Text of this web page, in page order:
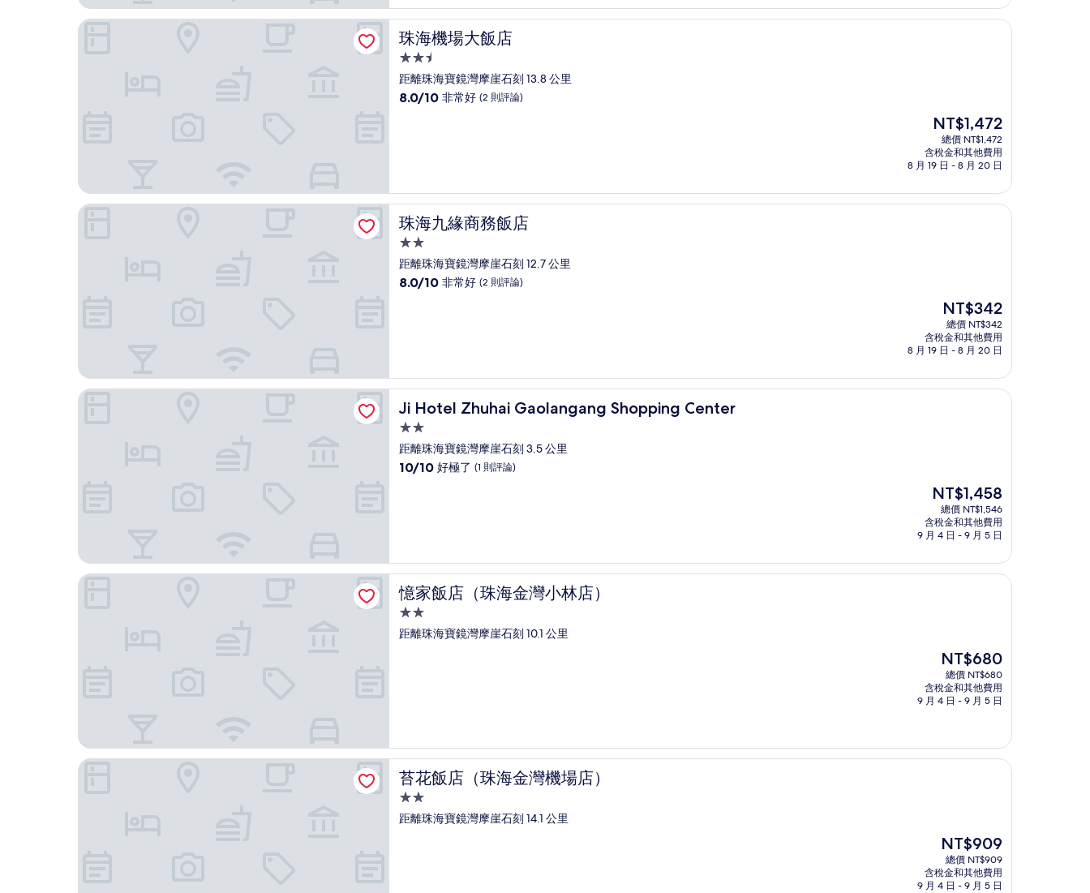
極
了，
(2
則
評
論)
NT$1,712
珠海機場大飯店
珠海機場大飯店
2.5
星
級
距離珠海寶鏡灣摩崖石刻 13.8 公里
8.0
常
好，
(2
則
評
論)
8.0/10 非常好 (2 則評論)
現
在
價
格
NT$1,472
NT$1,472
總價 NT$1,472
含稅金和其他費用
8 月 19 日 - 8 月 20 日
珠海機場大飯店
珠海九緣商務飯店
珠海九緣商務飯店
2.0
星
級
距離珠海寶鏡灣摩崖石刻 12.7 公里
8.0
常
(2
則
評
論)
8.0/10 非常好 (2 則評論)
現
在
價
格
NT$342
NT$342
總價 NT$342
含稅金和其他費用
8 月 19 日 - 8 月 20 日
珠海九緣商務飯店
Ji Hotel Zhuhai Gaolangang Shopping Center
Ji Hotel Zhuhai Gaolangang Shopping Center
2.0
星
級
距離珠海寶鏡灣摩崖石刻 3.5 公里
10.0
極
了，
(1
則
評
論)
10/10 好極了 (1 則評論)
現
在
價
格
NT$1,458
NT$1,458
總價 NT$1,546
含稅金和其他費用
9 月 4 日 - 9 月 5 日
Ji Hotel Zhuhai Gaolangang Shopping Center
憶家飯店（珠海金灣小林店）
憶家飯店（珠海金灣小林店）
2.0
星
距離珠海寶鏡灣摩崖石刻 10.1 公里
現
在
價
格
NT$680
總價 NT$680
含稅金和其他費用
9 月 4 日 - 9 月 5 日
憶家飯店（珠海金灣小林店）
苔花飯店（珠海金灣機場店）
苔花飯店（珠海金灣機場店）
2.0
星
距離珠海寶鏡灣摩崖石刻 14.1 公里
現
在
價
格
NT$909
總價 NT$909
含稅金和其他費用
9 月 4 日 - 9 月 5 日
苔花飯店（珠海金灣機場店）